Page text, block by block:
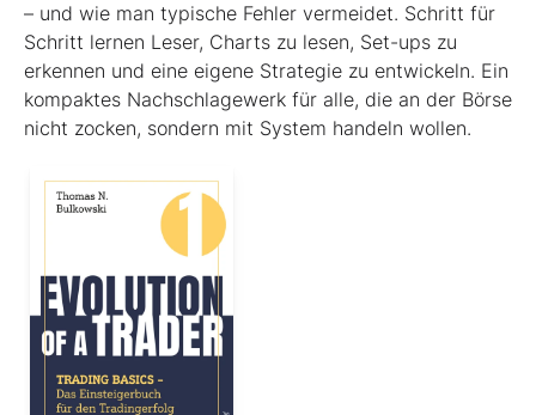
– und wie man typische Fehler vermeidet. Schritt für
Schritt lernen Leser, Charts zu lesen, Set-ups zu
erkennen und eine eigene Strategie zu entwickeln. Ein
kompaktes Nachschlagewerk für alle, die an der Börse
nicht zocken, sondern mit System handeln wollen.